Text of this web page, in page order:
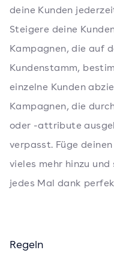
deine Kunden
Steigere deine
Kampagnen, die auf
Kundenstamm,
einzelne Kunden
Kampagnen, die
oder -attribute
verpasst. Füge
vieles mehr hinzu
jedes Mal dank
Regeln